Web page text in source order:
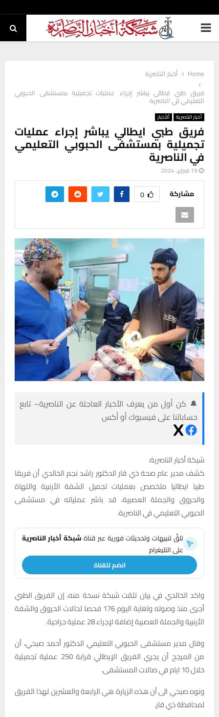
PRIMARY
Home
أخبار الناصرية
فريق طبي ايطالي يباشر إجراء عمليات تجميلية بمستشفى الحبوبي
التعليمي في الناصرية
أخبار الناصرية ألأخبار
فريق طبي ايطالي يباشر إجراء عمليات
تجميلية بمستشفى الحبوبي التعليمي
في الناصرية
19 فبراير، 2024
مشاركة 0
🔔 كن أول من يعرف الأخبار العاجلة عن الناصرية– تابع
حساباتنا على فيسبوك أو أكس
شبكة أخبار الناصرية:
كشف مدير عام صحة ذي قار الدكتور راشد نجم الخالدي أن فريقا
طبيا ايطاليا متخصص بعمليات تجميل الشفة الأرنبية واللهاة
والحروق والجملة العصبية، قد باشر عملياته في مستشفى
الحبوبي التعليمي في الناصرية.
تلقَّ تنبيهات وتحديثات فورية عبر قناةشبكة أخبار الناصرية
على التليغرام
انضم للقناة
واكد الخالدي في بيان تلقت شبكة نسخة منه، إن الفريق الطبي
أجرى منذ وصوله ولغاية اليوم 176 فحصا لحالات الحروق والشفة
الأرنبية والجملة العصبية إضافة لإجراء 28 عملية جراحية.
وقال مدير مستشفى الحبوبي التعليمي الدكتور أحمد صبحي، أن
من المرجح أن يجري الفريق الإيطالي قرابة 250 عملية تجميلية
خلال 10 ايام في صالات المستشفى.
ونوه صبحي الى أن هذه الزيارة هي الرابعة والعشرين لهذا الفريق
لمحافظة ذي قار.